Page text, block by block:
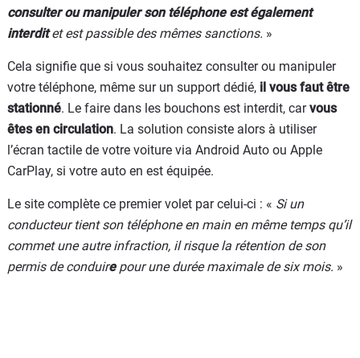
consulter ou manipuler son téléphone est également
interditet est passible des mêmes sanctions. »
Cela signifie que si vous souhaitez consulter ou manipuler
votre téléphone, même sur un support dédié, il vous faut être
stationné. Le faire dans les bouchons est interdit, carvous
êtes en circulation. La solution consiste alors à utiliser
l’écran tactile de votre voiture via Android Auto ou Apple
CarPlay, si votre auto en est équipée.
Le site complète ce premier volet par celui-ci : « Si un
conducteur tient son téléphone en main en même temps qu’il
commet une autre infraction, il risque la rétention de son
permis de conduire pour une durée maximale de six mois. »